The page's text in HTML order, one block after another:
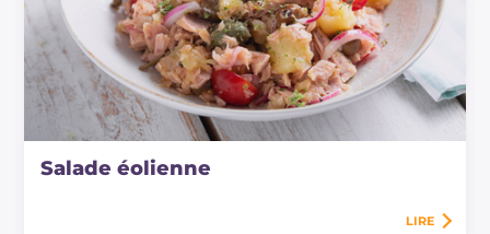
Salade éolienne
LIRE